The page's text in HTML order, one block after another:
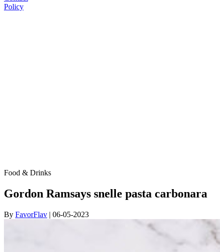
Policy
Food & Drinks
Gordon Ramsays snelle pasta carbonara
By FavorFlav | 06-05-2023